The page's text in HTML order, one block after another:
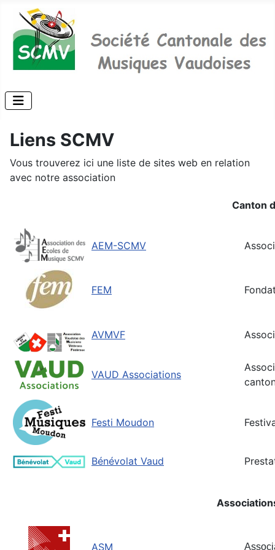
Liens SCMV
Vous trouverez ici une liste de sites web en relation
avec notre association
Canton
AEM-SCMV
FEM
AVMVF
VAUD Associations
Festi Moudon
Bénévolat Vaud
ASM